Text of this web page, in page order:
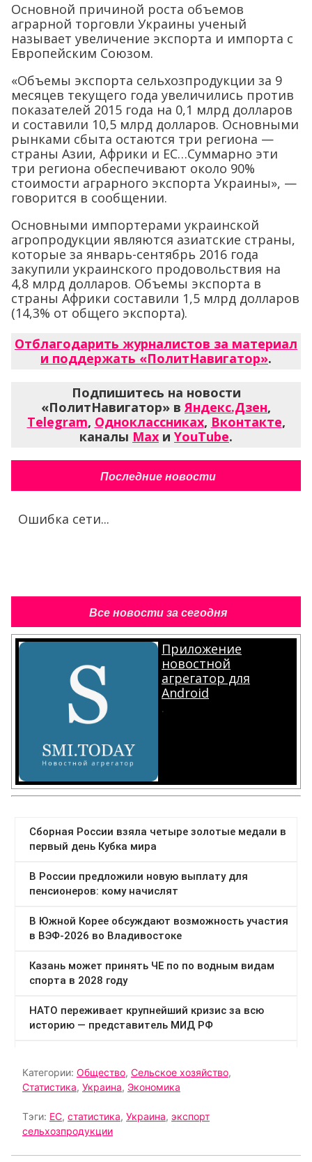
Основной причиной роста объемов
аграрной торговли Украины ученый
называет увеличение экспорта и импорта с
Европейским Союзом.
«Объемы экспорта сельхозпродукции за 9
месяцев текущего года увеличились против
показателей 2015 года на 0,1 млрд долларов
и составили 10,5 млрд долларов. Основными
рынками сбыта остаются три региона —
страны Азии, Африки и ЕС…Суммарно эти
три региона обеспечивают около 90%
стоимости аграрного экспорта Украины», —
говорится в сообщении.
Основными импортерами украинской
агропродукции являются азиатские страны,
которые за январь-сентябрь 2016 года
закупили украинского продовольствия на
4,8 млрд долларов. Объемы экспорта в
страны Африки составили 1,5 млрд долларов
(14,3% от общего экспорта).
Отблагодарить журналистов за материал
и поддержать «ПолитНавигатор».
Подпишитесь на новости
«ПолитНавигатор» вЯндекс.Дзен,
Telegram, Одноклассниках, Вконтакте,
каналы Max и YouTube.
Последние новости
Ошибка сети...
Все новости за сегодня
Приложение
новостной
агрегатор для
Android
.
Категории: Общество, Сельское хозяйство,
Статистика, Украина, Экономика
Тэги: ЕС, статистика, Украина, экспорт
сельхозпродукции